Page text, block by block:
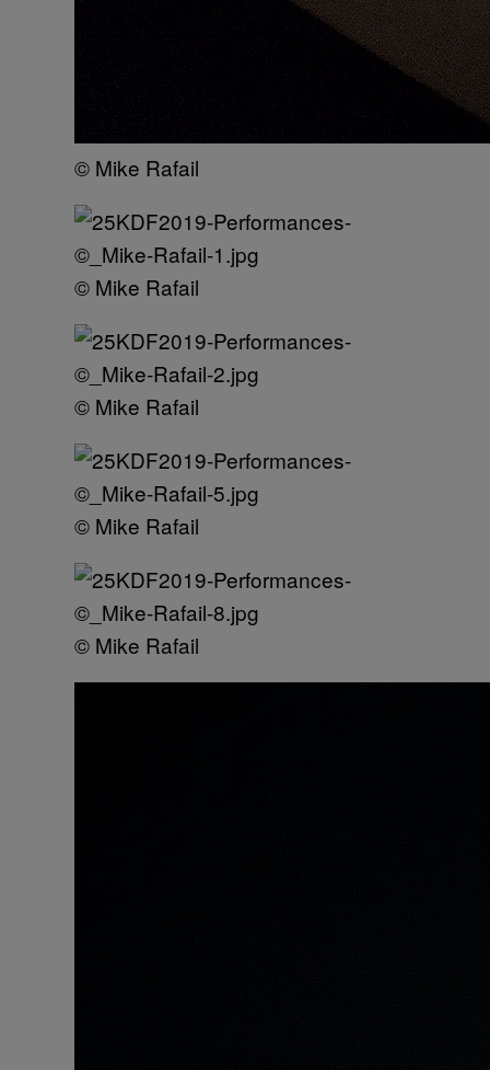
© Mike Rafail
© Mike Rafail
© Mike Rafail
© Mike Rafail
© Mike Rafail